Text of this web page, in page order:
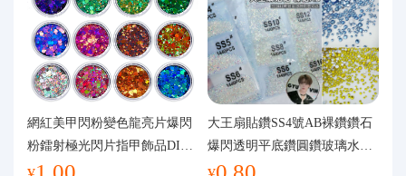
網紅美甲閃粉變色龍亮片爆閃
粉鐳射極光閃片指甲飾品DIY
手工流麻
大王扇貼鑽SS4號AB裸鑽鑽石
爆閃透明平底鑽圓鑽玻璃水鑽
美甲鑽飾